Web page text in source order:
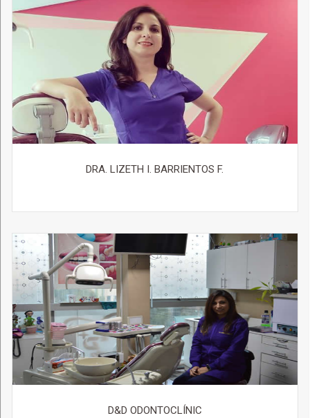
DRA. LIZETH I. BARRIENTOS F.
D&D ODONTOCLÍNIC